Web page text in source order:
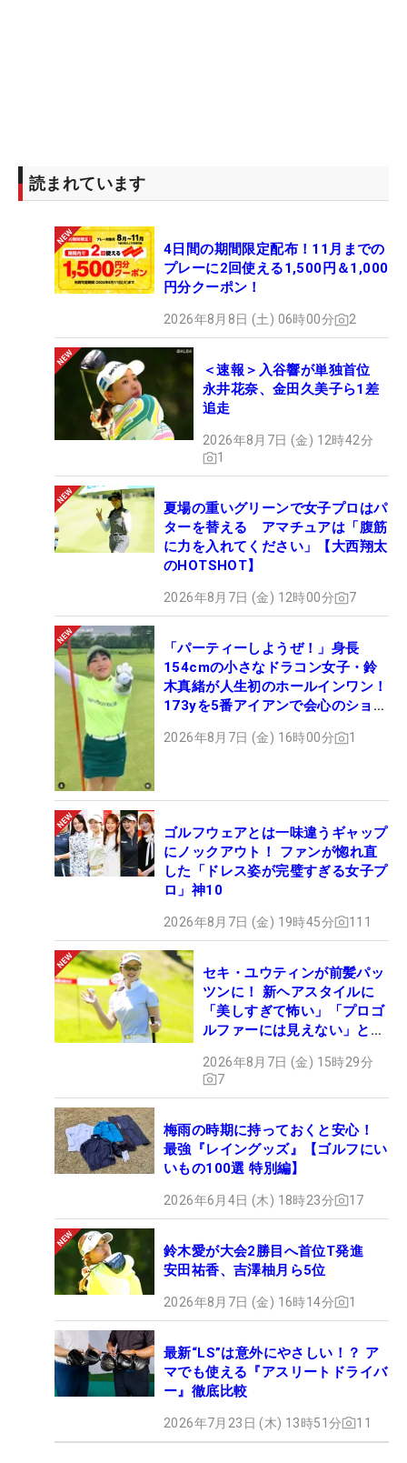
読まれています
4日間の期間限定配布！11月までの
プレーに2回使える1,500円＆1,000
円分クーポン！
2026年8月8日 (土) 06時00分 2
＜速報＞入谷響が単独首位
永井花奈、金田久美子ら1差
追走
2026年8月7日 (金) 12時42分
1
夏場の重いグリーンで女子プロはパ
ターを替える アマチュアは「腹筋
に力を入れてください」【大西翔太
のHOTSHOT】
2026年8月7日 (金) 12時00分 7
「パーティーしようぜ！」身長
154cmの小さなドラコン女子・鈴
木真緒が人生初のホールインワン！
173yを5番アイアンで会心のショッ
2026年8月7日 (金) 16時00分 1
ゴルフウェアとは一味違うギャップ
にノックアウト！ ファンが惚れ直
した「ドレス姿が完璧すぎる女子プ
ロ」神10
2026年8月7日 (金) 19時45分 111
セキ・ユウティンが前髪パッ
ツンに！ 新ヘアスタイルに
「美しすぎて怖い」「プロゴ
ルファーには見えない」とコ
2026年8月7日 (金) 15時29分
7
梅雨の時期に持っておくと安心！
最強『レイングッズ』【ゴルフにい
いもの100選 特別編】
2026年6月4日 (木) 18時23分 17
鈴木愛が大会2勝目へ首位T発進
安田祐香、吉澤柚月ら5位
2026年8月7日 (金) 16時14分 1
最新“LS”は意外にやさしい！？ ア
マでも使える『アスリートドライバ
ー』徹底比較
2026年7月23日 (木) 13時51分 11